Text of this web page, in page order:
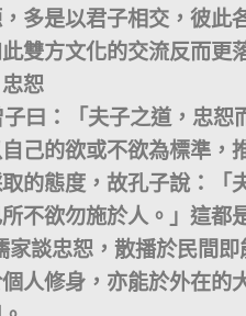
多是以君子相交，彼此
雙方文化的交流反而更
忠恕
：「夫子之道，忠恕而
己的欲或不欲為標準，
的態度，故孔子說：「
不欲勿施於人。」這都
忠恕，散播於民間即
人修身，亦能於外在的